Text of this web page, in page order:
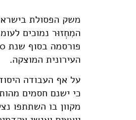
משק הפסולת
העירונית המוצקה.
על אף העבודה
מקוון בו השתתפו